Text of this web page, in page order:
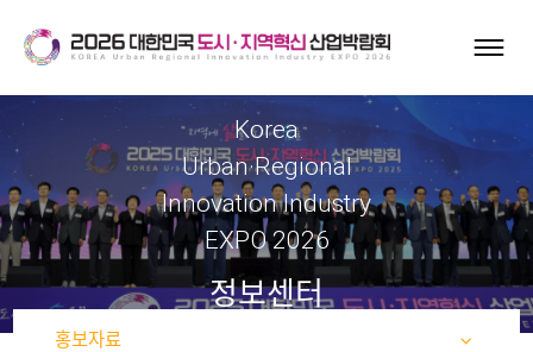
Korea
Urban·Regional
Innovation Industry
EXPO 2026
정보센터
홍보자료